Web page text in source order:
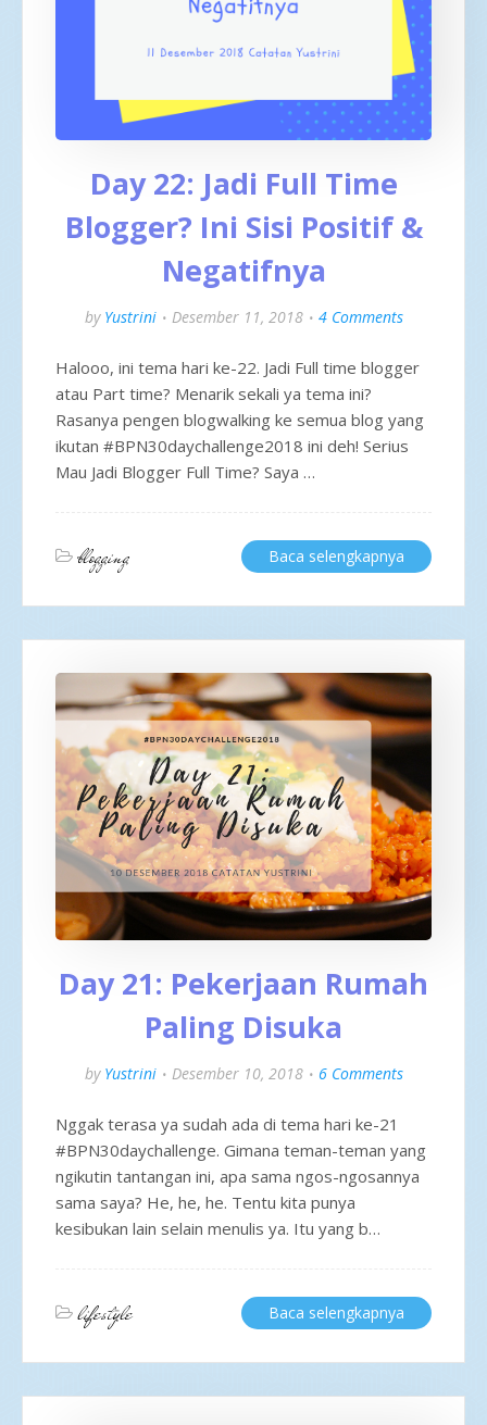
Day 22: Jadi Full Time
Blogger? Ini Sisi Positif &
Negatifnya
by Yustrini Desember 11, 2018 4 Comments
Halooo, ini tema hari ke-22. Jadi Full time blogger
atau Part time? Menarik sekali ya tema ini?
Rasanya pengen blogwalking ke semua blog yang
ikutan #BPN30daychallenge2018 ini deh! Serius
Mau Jadi Blogger Full Time? Saya …
blogging Baca selengkapnya
Day 21: Pekerjaan Rumah
Paling Disuka
by Yustrini Desember 10, 2018 6 Comments
Nggak terasa ya sudah ada di tema hari ke-21
#BPN30daychallenge. Gimana teman-teman yang
ngikutin tantangan ini, apa sama ngos-ngosannya
sama saya? He, he, he. Tentu kita punya
kesibukan lain selain menulis ya. Itu yang b…
lifestyle Baca selengkapnya